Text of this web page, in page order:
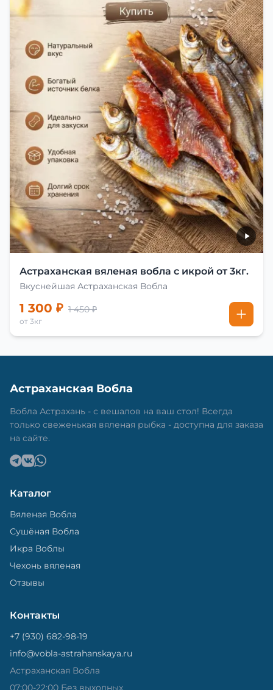
Астраханская вяленая вобла с икрой от 3кг.
Вкуснейшая Астраханская Вобла
1 300 ₽ 1 450 ₽
от 3кг
Астраханская Вобла
Вобла Астрахань - с вешалов на ваш стол! Всегда
только свеженькая вяленая рыбка - доступна для заказа
на сайте.
Каталог
Вяленая Вобла
Сушёная Вобла
Икра Воблы
Чехонь вяленая
Отзывы
Контакты
+7 (930) 682-98-19
info@vobla-astrahanskaya.ru
Астраханская Вобла
07:00-22:00 Без выходных